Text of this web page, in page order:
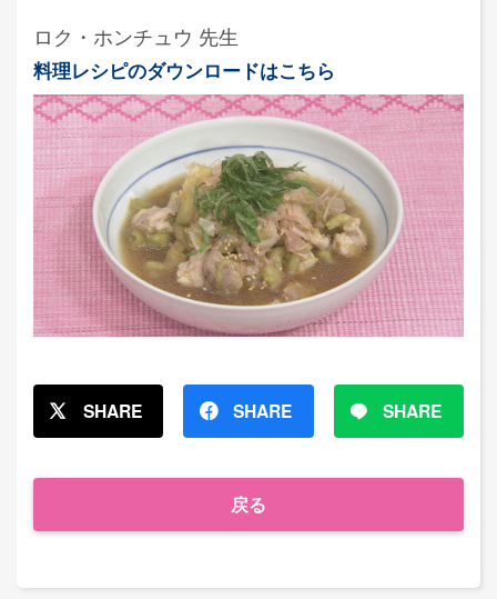
ロク・ホンチュウ 先生
料理レシピのダウンロードはこちら
SHARE SHARE SHARE
戻る